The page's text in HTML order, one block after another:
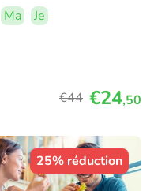
Ma
Je
€44 €24,50
25% réduction